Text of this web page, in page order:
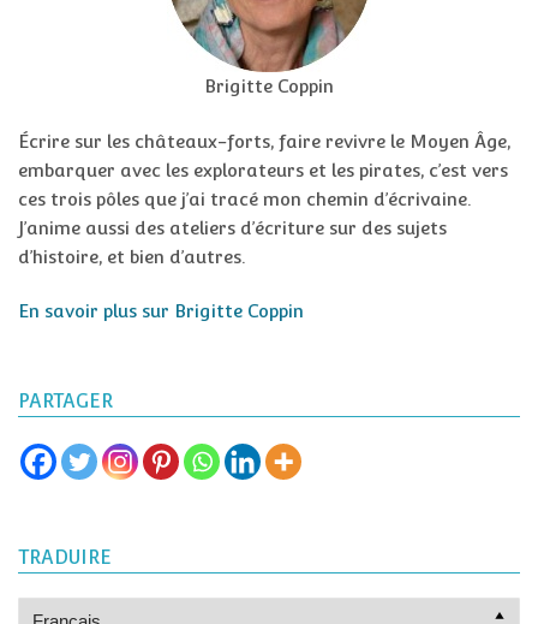
Brigitte Coppin
Écrire sur les châteaux-forts, faire revivre le Moyen Âge,
embarquer avec les explorateurs et les pirates, c’est vers
ces trois pôles que j’ai tracé mon chemin d’écrivaine.
J’anime aussi des ateliers d’écriture sur des sujets
d’histoire, et bien d’autres.
En savoir plus sur Brigitte Coppin
PARTAGER
TRADUIRE